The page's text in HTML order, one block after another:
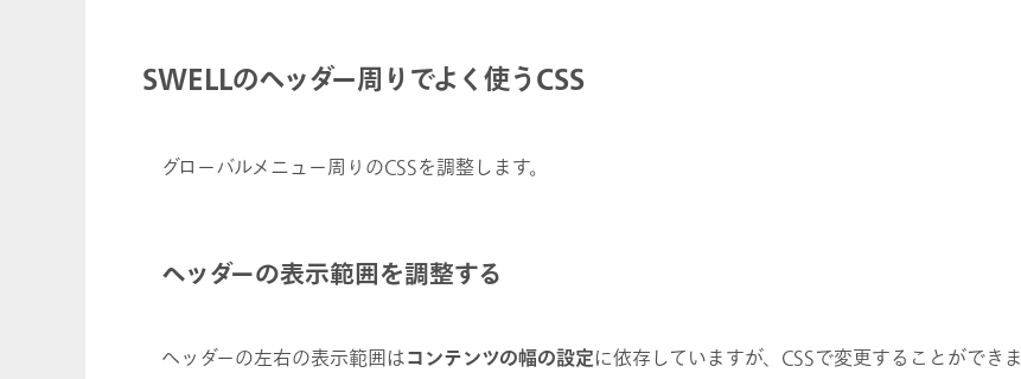
SWELLのヘッダー周りでよく使うCSS
グローバルメニュー周りのCSSを調整します。
ヘッダーの表示範囲を調整する
ヘッダーの左右の表示範囲は コンテンツの幅の設定に依存していますが、CSSで変更することができま